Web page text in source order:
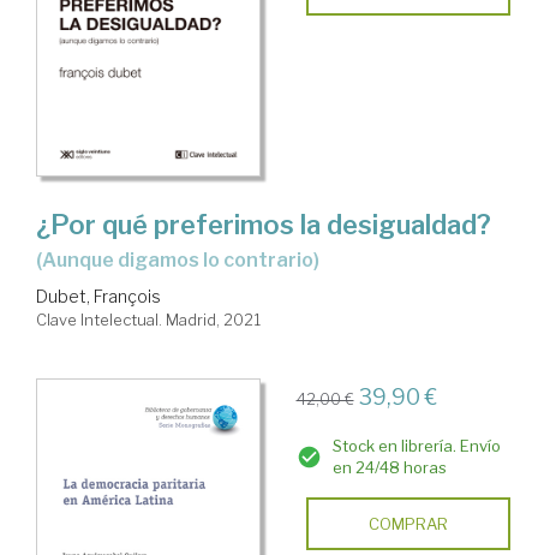
¿Por qué preferimos la desigualdad?
(aunque digamos lo contrario)
Dubet, François
Clave Intelectual. Madrid, 2021
42,00 € 39,90 €
Stock en librería. Envío
en 24/48 horas
COMPRAR